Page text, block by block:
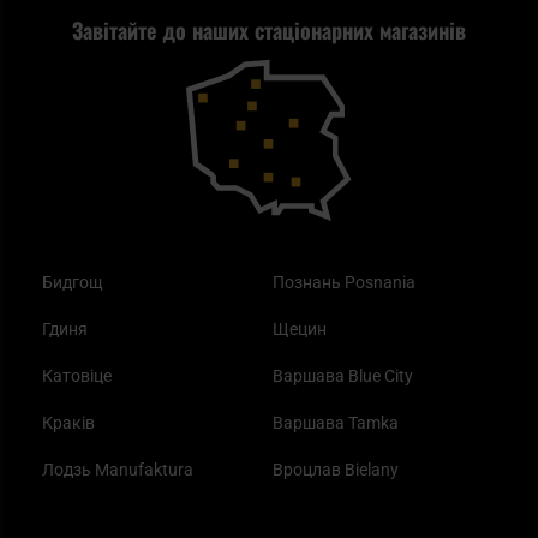
Завітайте до наших стаціонарних магазинів
Бидгощ
Гдиня
Катовіце
Краків
Лодзь Manufaktura
Познань Posnania
Щецин
Варшава Blue City
Варшава Tamka
Вроцлав Bielany
Повернення товару
Blackout - що це таке?
Як працює маска від смогу?
Найкращі спальні мішки на осінь
Самозахист